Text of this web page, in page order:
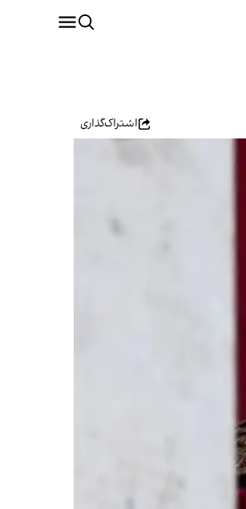
اشتراک‌گذاری